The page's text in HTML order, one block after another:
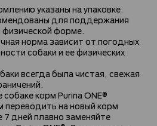
указаны на упаковке.
для поддержания
физической форме.
норма зависит от погодных
собаки и ее физических
всегда была чистая, свежая
корм Purina ONE®
переводить на новый корм
7 дней плавно заменяйте